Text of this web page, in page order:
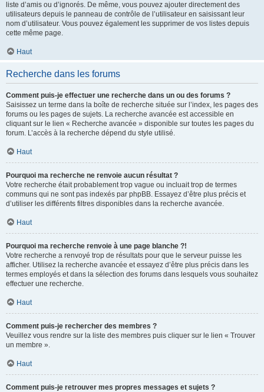
liste d’amis ou d’ignorés. De même, vous pouvez ajouter directement des
utilisateurs depuis le panneau de contrôle de l’utilisateur en saisissant leur
nom d’utilisateur. Vous pouvez également les supprimer de vos listes depuis
cette même page.
Haut
Recherche dans les forums
Comment puis-je effectuer une recherche dans un ou des forums ?
Saisissez un terme dans la boîte de recherche située sur l’index, les pages des
forums ou les pages de sujets. La recherche avancée est accessible en
cliquant sur le lien « Recherche avancée » disponible sur toutes les pages du
forum. L’accès à la recherche dépend du style utilisé.
Haut
Pourquoi ma recherche ne renvoie aucun résultat ?
Votre recherche était probablement trop vague ou incluait trop de termes
communs qui ne sont pas indexés par phpBB. Essayez d’être plus précis et
d’utiliser les différents filtres disponibles dans la recherche avancée.
Haut
Pourquoi ma recherche renvoie à une page blanche ?!
Votre recherche a renvoyé trop de résultats pour que le serveur puisse les
afficher. Utilisez la recherche avancée et essayez d’être plus précis dans les
termes employés et dans la sélection des forums dans lesquels vous souhaitez
effectuer une recherche.
Haut
Comment puis-je rechercher des membres ?
Veuillez vous rendre sur la liste des membres puis cliquer sur le lien « Trouver
un membre ».
Haut
Comment puis-je retrouver mes propres messages et sujets ?